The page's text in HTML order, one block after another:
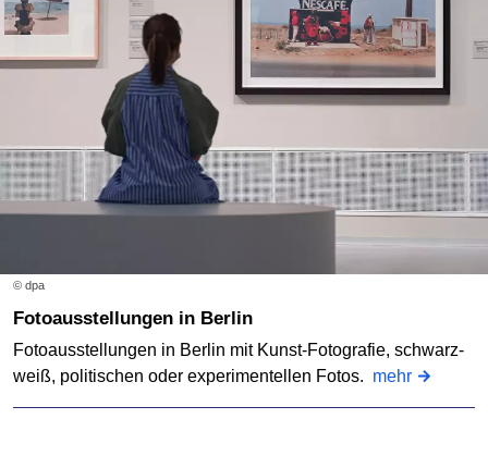
© dpa
Fotoausstellungen in Berlin
Fotoausstellungen in Berlin mit Kunst-Fotografie, schwarz-
weiß, politischen oder experimentellen Fotos. mehr